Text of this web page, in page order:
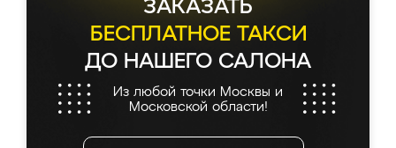
ЗАКАЗАТЬ
БЕСПЛАТНОЕ ТАКСИ
ДО НАШЕГО САЛОНА
Из любой точки Москвы и
Московской области!